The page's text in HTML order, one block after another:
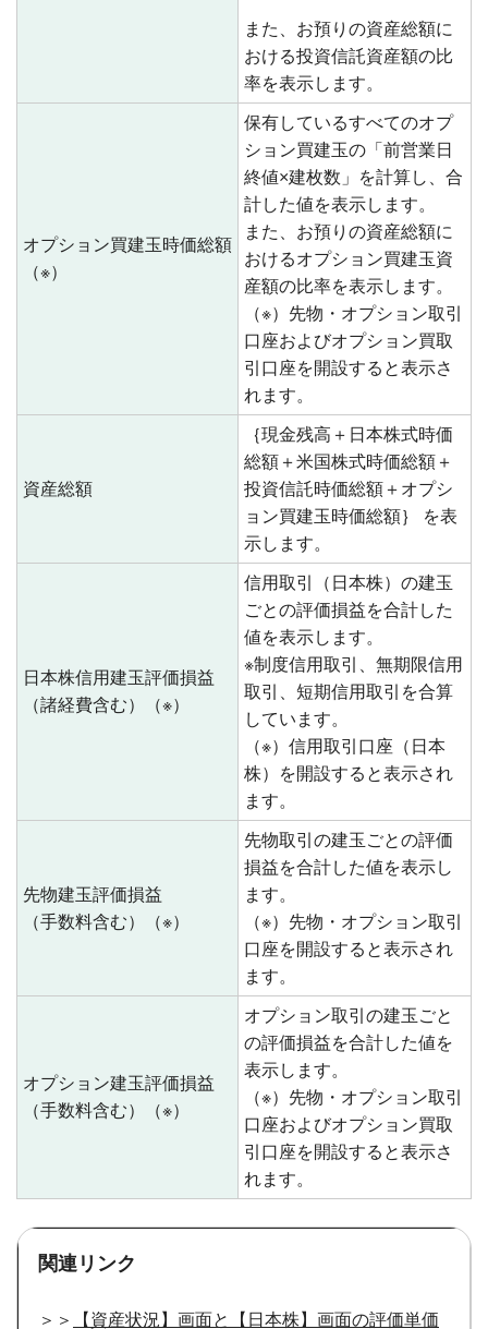
また、お預りの資産総額に
おける投資信託資産額の比
率を表示します。
オプション買建玉時価総額
（※）
保有しているすべてのオプ
ション買建玉の「前営業日
終値×建枚数」を計算し、合
計した値を表示します。
また、お預りの資産総額に
おけるオプション買建玉資
産額の比率を表示します。
（※）先物・オプション取引
口座およびオプション買取
引口座を開設すると表示さ
れます。
資産総額
｛現金残高＋日本株式時価
総額＋米国株式時価総額＋
投資信託時価総額＋オプシ
ョン買建玉時価総額｝ を表
示します。
日本株信用建玉評価損益
（諸経費含む）（※）
信用取引（日本株）の建玉
ごとの評価損益を合計した
値を表示します。
※制度信用取引、無期限信用
取引、短期信用取引を合算
しています。
（※）信用取引口座（日本
株）を開設すると表示され
ます。
先物建玉評価損益
（手数料含む）（※）
先物取引の建玉ごとの評価
損益を合計した値を表示し
ます。
（※）先物・オプション取引
口座を開設すると表示され
ます。
オプション建玉評価損益
（手数料含む）（※）
オプション取引の建玉ごと
の評価損益を合計した値を
表示します。
（※）先物・オプション取引
口座およびオプション買取
引口座を開設すると表示さ
れます。
関連リンク
＞＞ 【資産状況】画面と【日本株】画面の評価単価